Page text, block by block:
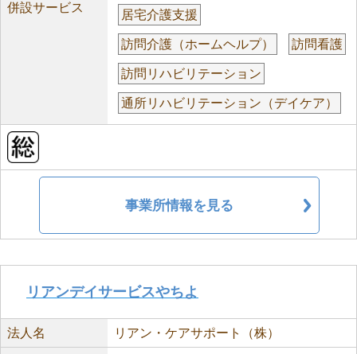
併設サービス
居宅介護支援
訪問介護（ホームヘルプ） 訪問看護
訪問リハビリテーション
通所リハビリテーション（デイケア）
事業所情報を見る
リアンデイサービスやちよ
法人名 リアン・ケアサポート（株）